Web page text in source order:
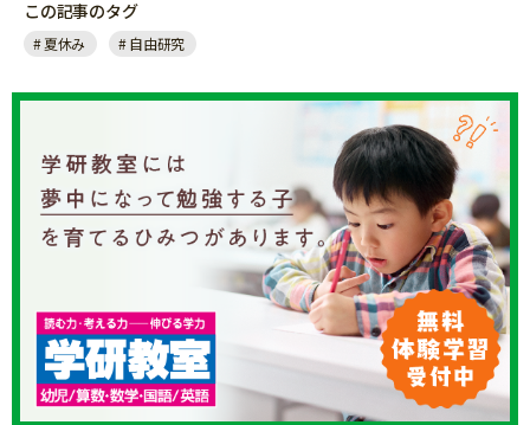
この記事のタグ
夏休み 自由研究